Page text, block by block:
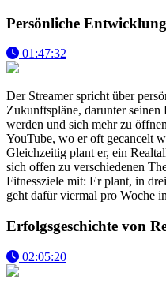
Persönliche
01:47:32
Der Streamer spricht über
Zukunftspläne, darunter seinen
werden und sich mehr zu
YouTube, wo er oft gecancelt
Gleichzeitig plant er, ein
sich offen zu verschiedenen
Fitnessziele mit: Er plant, in
geht dafür viermal pro Woche
Erfolgsgeschichte von
02:05:20